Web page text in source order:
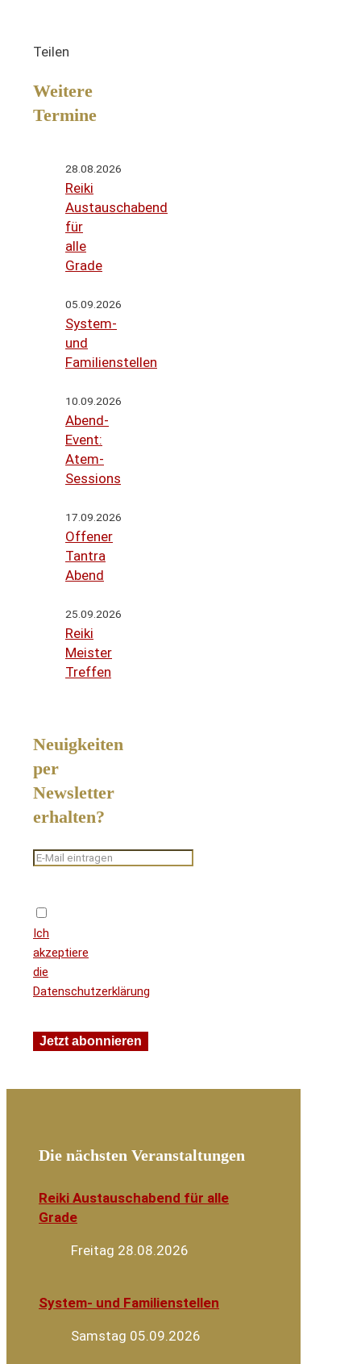
Teilen
Weitere
Termine
28.08.2026
Reiki
Austauschabend
für
alle
Grade
05.09.2026
System-
und
Familienstellen
10.09.2026
Abend-
Event:
Atem-
Sessions
17.09.2026
Offener
Tantra
Abend
25.09.2026
Reiki
Meister
Treffen
Neuigkeiten
per
Newsletter
erhalten?
Ich
akzeptiere
die
Datenschutzerklärung
Die nächsten Veranstaltungen
Reiki Austauschabend für alle
Grade
Freitag 28.08.2026
System- und Familienstellen
Samstag 05.09.2026